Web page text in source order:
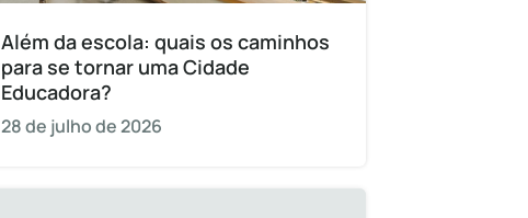
Além da escola: quais os caminhos
para se tornar uma Cidade
Educadora?
28 de julho de 2026